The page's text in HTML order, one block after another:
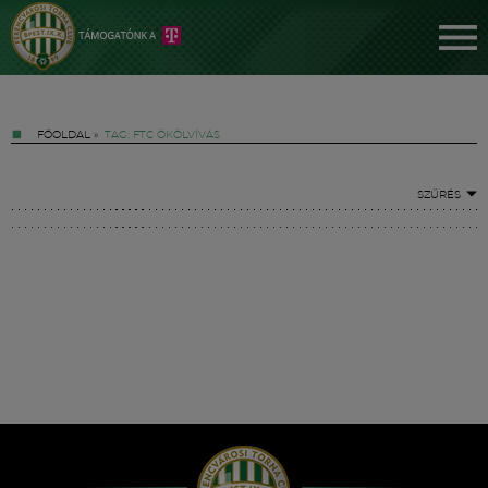
FŐOLDAL » TAG: FTC ÖKÖLVÍVÁS
SZŰRÉS
Hírek